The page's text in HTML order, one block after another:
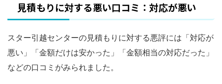
見積もりに対する悪い口コミ：対応が悪い
スター引越センターの見積もりに対する悪評には「対応が
悪い」「金額だけは安かった」「金額相当の対応だった」
などの口コミがみられました。